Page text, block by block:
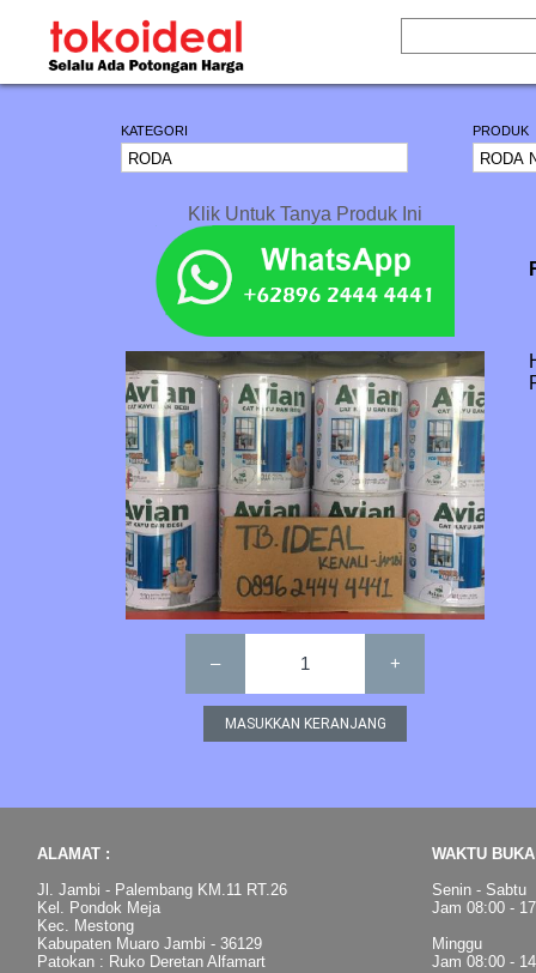
KATEGORI PRODUK
Klik Untuk Tanya Produk Ini
– 1 +
ALAMAT :
Jl. Jambi - Palembang KM.11 RT.26
Kel. Pondok Meja
Kec. Mestong
Kabupaten Muaro Jambi - 36129
Patokan : Ruko Deretan Alfamart
WAKTU
Senin - Sabtu
Jam 08:00 -
Minggu
Jam 08:00 -